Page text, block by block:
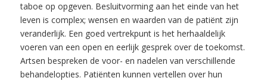
taboe op opgeven. Besluitvorming aan het einde van het
leven is complex; wensen en waarden van de patiënt zijn
veranderlijk. Een goed vertrekpunt is het herhaaldelijk
voeren van een open en eerlijk gesprek over de toekomst.
Artsen bespreken de voor- en nadelen van verschillende
behandelopties. Patiënten kunnen vertellen over hun